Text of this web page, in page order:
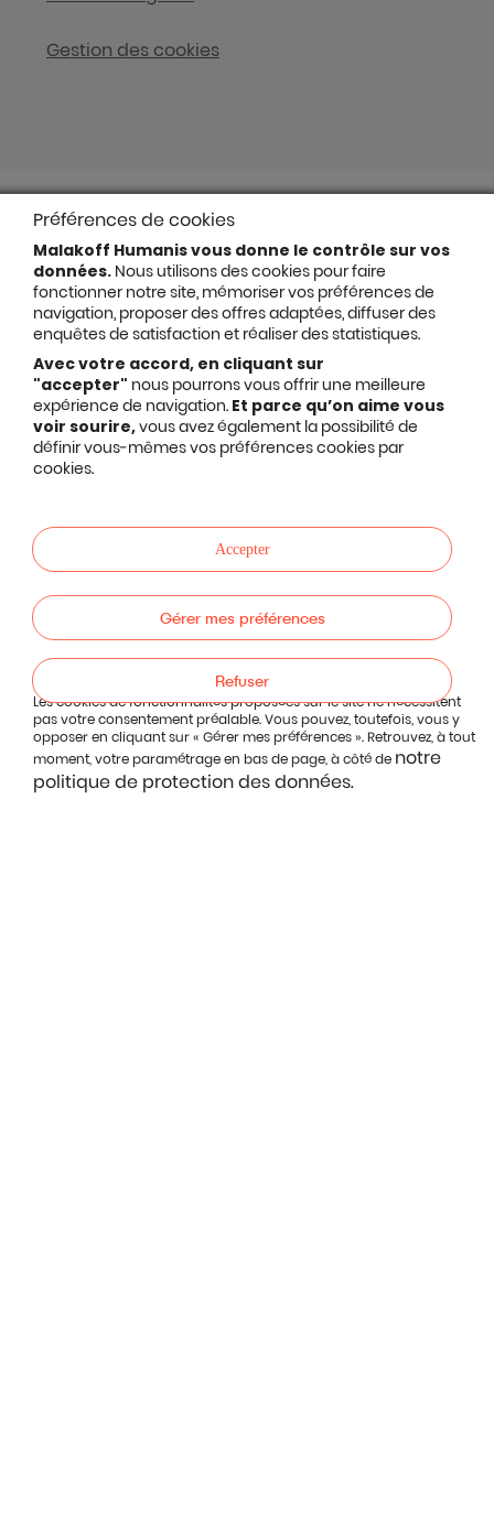
Gestion des cookies
Préférences de cookies
Malakoff Humanis vous donne le contrôle sur vos
données. Nous utilisons des cookies pour faire
fonctionner notre site, mémoriser vos préférences de
navigation, proposer des offres adaptées, diffuser des
enquêtes de satisfaction et réaliser des statistiques.
Avec votre accord, en cliquant sur
"accepter" nous pourrons vous offrir une meilleure
expérience de navigation. Et parce qu’on aime vous
voir sourire,vous avez également la possibilité de
définir vous-mêmes vos préférences cookies par
cookies.
Les cookies de fonctionnalités proposées sur le site ne nécessitent
pas votre consentement préalable. Vous pouvez, toutefois, vous y
opposer en cliquant sur « Gérer mes préférences ». Retrouvez, à tout
moment, votre paramétrage en bas de page, à côté de notre
politique de protection des données.
Refuser
Gérer mes préférences
Accepter